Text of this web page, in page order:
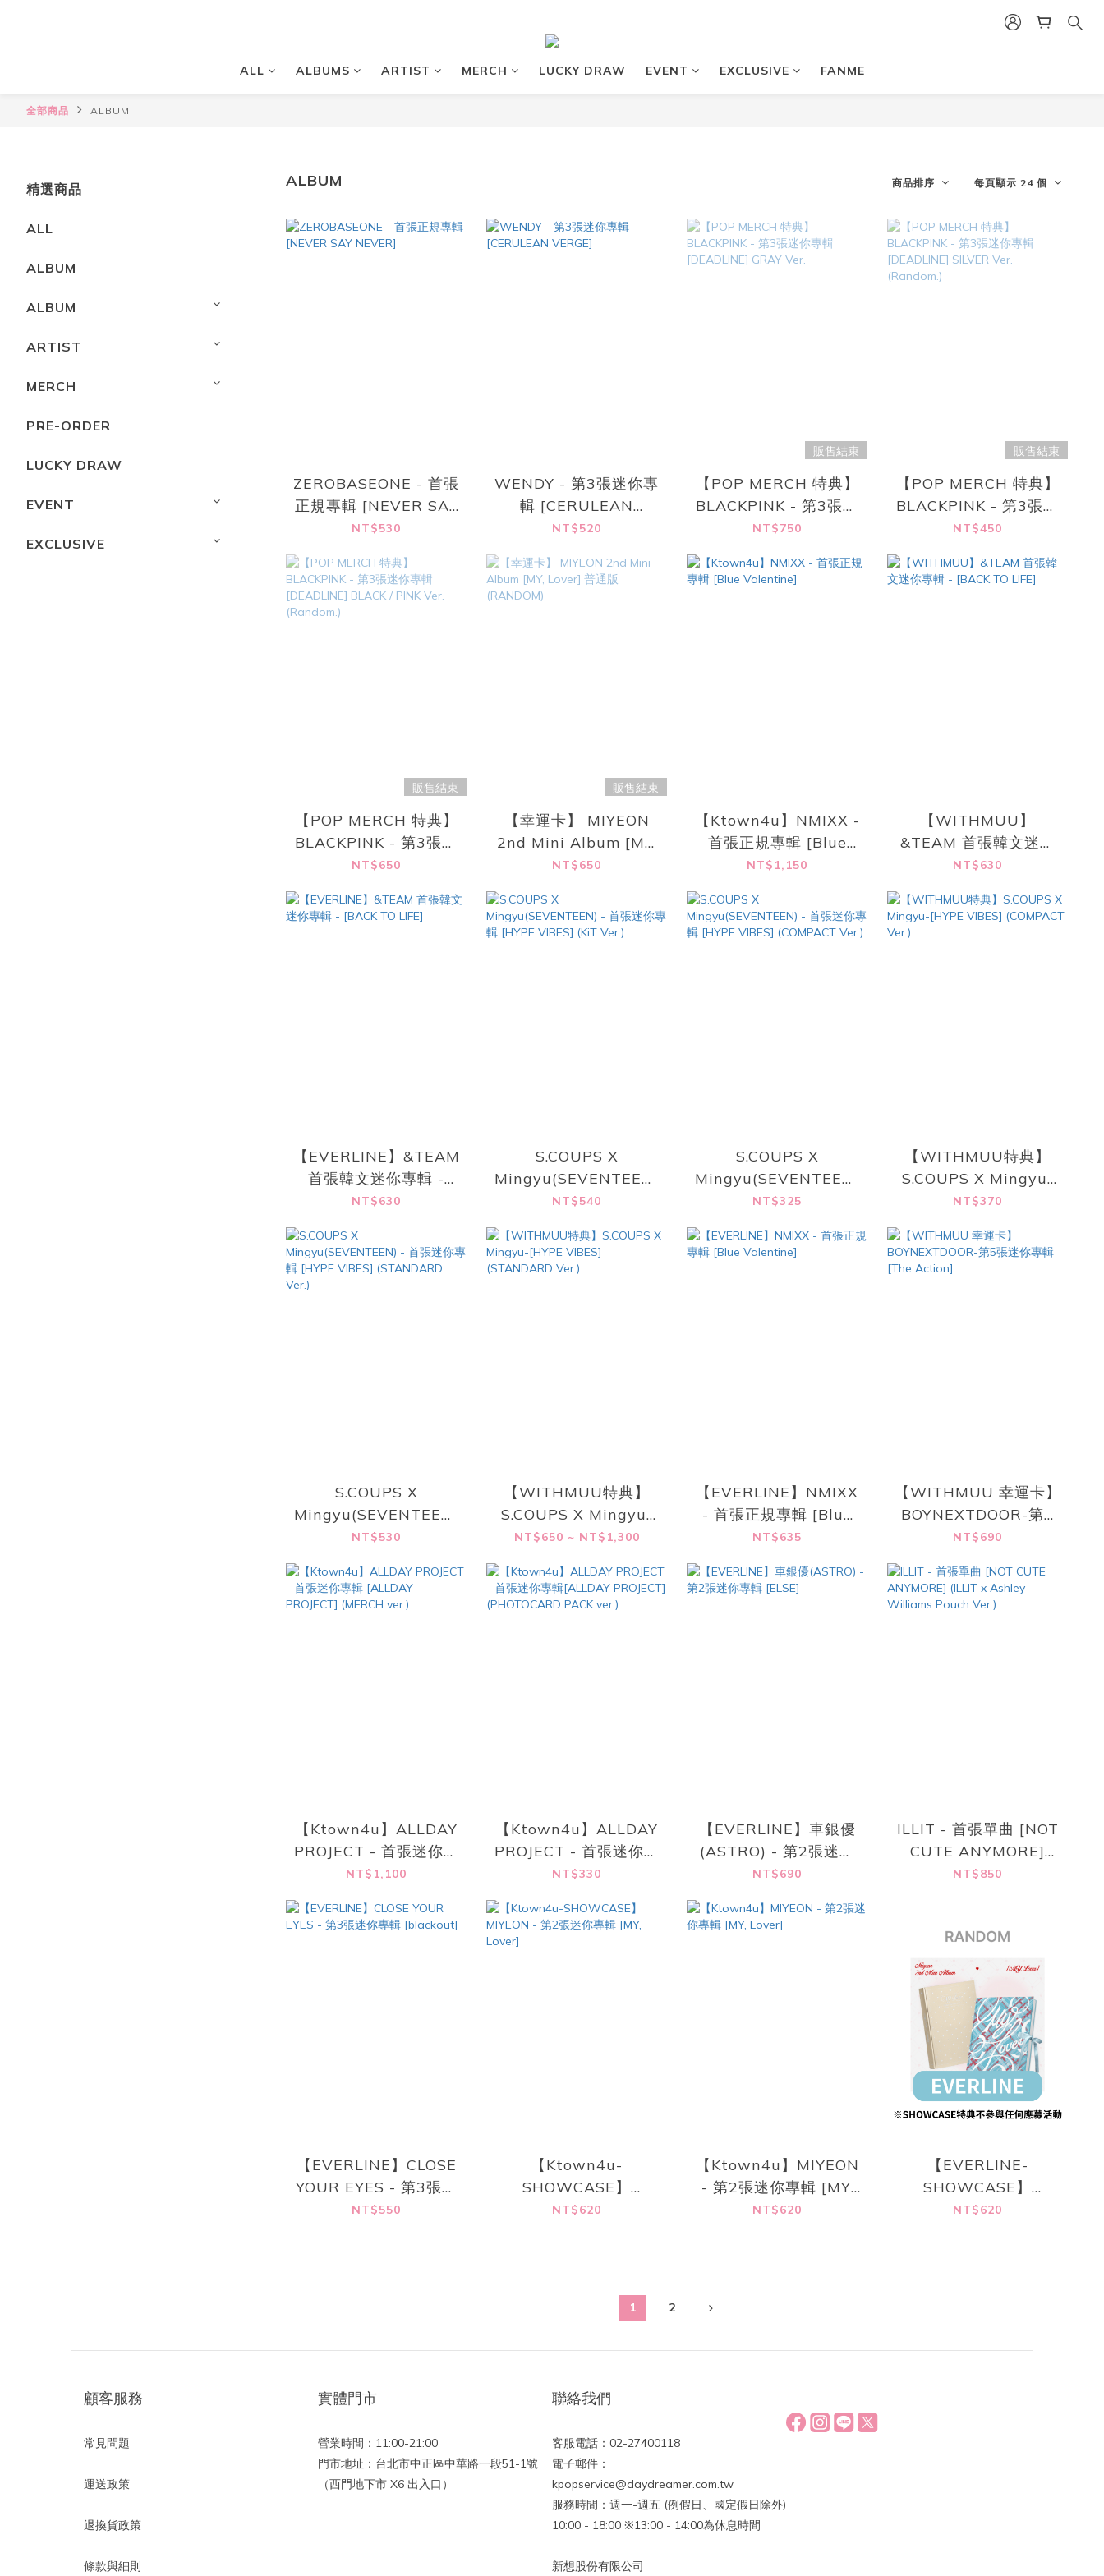
ALL ALBUMS ARTIST MERCH LUCKY DRAW EVENT EXCLUSIVE FANME
全部商品 ALBUM
精選商品
ALL
ALBUM
ALBUM
ARTIST
MERCH
PRE-ORDER
LUCKY DRAW
EVENT
EXCLUSIVE
ALBUM 商品排序 每頁顯示 24 個
ZEROBASEONE - 首張
正規專輯 [NEVER SAY
NEVER]
NT$530
WENDY - 第3張迷你專
輯 [CERULEAN
VERGE]
NT$520
販售結束
【POP MERCH 特典】
BLACKPINK - 第3張迷
你專輯 [DEADLINE]
NT$750
販售結束
【POP MERCH 特典】
BLACKPINK - 第3張迷
你專輯 [DEADLINE]
(Random.)
NT$450
販售結束
【POP MERCH 特典】
BLACKPINK - 第3張迷
你專輯 [DEADLINE]
(Random.)
NT$650
販售結束
【幸運卡】 MIYEON
2nd Mini Album [MY,
Lover] 普通版
NT$650
【Ktown4u】NMIXX -
首張正規專輯 [Blue
Valentine]
NT$1,150
【WITHMUU】
&TEAM 首張韓文迷你
專輯 - [BACK TO LIFE]
NT$630
【EVERLINE】&TEAM
首張韓文迷你專輯 -
[BACK TO LIFE]
NT$630
S.COUPS X
Mingyu(SEVENTEEN)
- 首張迷你專輯 [HYPE
NT$540
S.COUPS X
Mingyu(SEVENTEEN)
- 首張迷你專輯 [HYPE
Ver.)
NT$325
【WITHMUU特典】
S.COUPS X Mingyu-
[HYPE VIBES]
NT$370
S.COUPS X
Mingyu(SEVENTEEN)
- 首張迷你專輯 [HYPE
Ver.)
NT$530
【WITHMUU特典】
S.COUPS X Mingyu-
[HYPE VIBES]
NT$650 ~ NT$1,300
【EVERLINE】NMIXX
- 首張正規專輯 [Blue
Valentine]
NT$635
【WITHMUU 幸運卡】
BOYNEXTDOOR-第5
張迷你專輯 [The
NT$690
【Ktown4u】ALLDAY
PROJECT - 首張迷你專
輯 [ALLDAY
ver.)
NT$1,100
【Ktown4u】ALLDAY
PROJECT - 首張迷你專
輯[ALLDAY PROJECT]
ver.)
NT$330
【EVERLINE】車銀優
(ASTRO) - 第2張迷你
專輯 [ELSE]
NT$690
ILLIT - 首張單曲 [NOT
CUTE ANYMORE]
(ILLIT x Ashley
NT$850
【EVERLINE】CLOSE
YOUR EYES - 第3張迷
你專輯 [blackout]
NT$550
【Ktown4u-
SHOWCASE】
MIYEON - 第2張迷你專
NT$620
【Ktown4u】MIYEON
- 第2張迷你專輯 [MY,
Lover]
NT$620
【EVERLINE-
SHOWCASE】
MIYEON - 第2張迷你專
NT$620
1 2
顧客服務
常見問題
運送政策
退換貨政策
條款與細則
實體門市
營業時間：11:00-21:00
門市地址：台北市中正區中華路一段51-1號
（西門地下市 X6 出入口）
聯絡我們
客服電話：02-27400118
電子郵件：
kpopservice@daydreamer.com.tw
服務時間：週一-週五 (例假日、國定假日除外)
10:00 - 18:00 ※13:00 - 14:00為休息時間
新想股份有限公司